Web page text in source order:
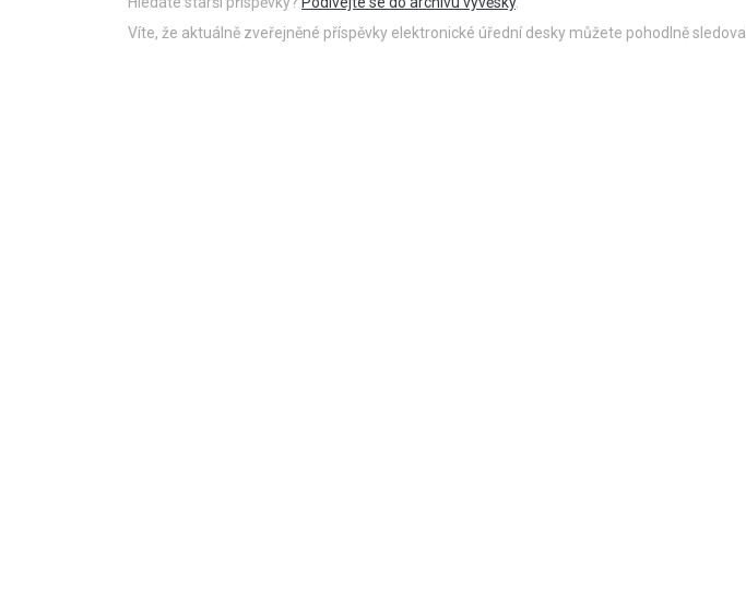
Víte, že aktuálně zveřejněné příspěvky elektronické úřední desky můžete pohodlně